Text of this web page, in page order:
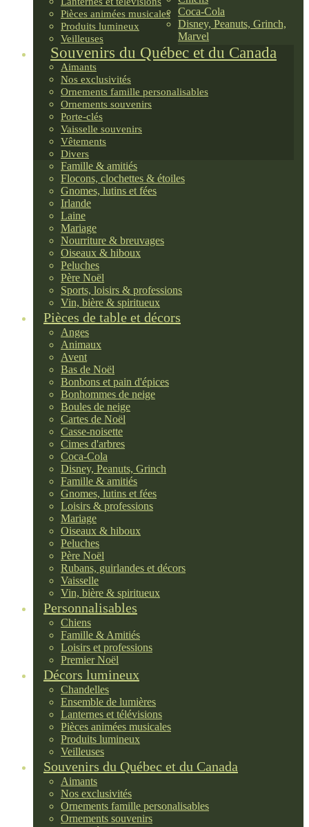
Pièces animées musicales
Produits lumineux
Veilleuses
Souvenirs du Québec et du Canada
Aimants
Nos exclusivités
Ornements famille personalisables
Ornements souvenirs
Porte-clés
Vaisselle souvenirs
Vêtements
Divers
Coca-Cola
Disney, Peanuts, Grinch,
Marvel
Famille & amitiés
Flocons, clochettes & étoiles
Gnomes, lutins et fées
Irlande
Laine
Mariage
Nourriture & breuvages
Oiseaux & hiboux
Peluches
Père Noël
Sports, loisirs & professions
Vin, bière & spiritueux
Pièces de table et décors
Anges
Animaux
Avent
Bas de Noël
Bonbons et pain d'épices
Bonhommes de neige
Boules de neige
Cartes de Noël
Casse-noisette
Cimes d'arbres
Coca-Cola
Disney, Peanuts, Grinch
Famille & amitiés
Gnomes, lutins et fées
Loisirs & professions
Mariage
Oiseaux & hiboux
Peluches
Père Noël
Rubans, guirlandes et décors
Vaisselle
Vin, bière & spiritueux
Personnalisables
Chiens
Famille & Amitiés
Loisirs et professions
Premier Noël
Décors lumineux
Chandelles
Ensemble de lumières
Lanternes et télévisions
Pièces animées musicales
Produits lumineux
Veilleuses
Souvenirs du Québec et du Canada
Aimants
Nos exclusivités
Ornements famille personalisables
Ornements souvenirs